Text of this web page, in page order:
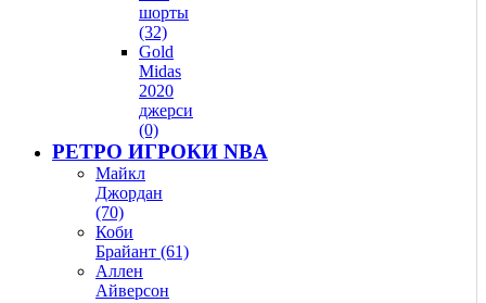
шорты
(32)
Gold
Midas
2020
джерси
(0)
РЕТРО ИГРОКИ NBA
Майкл
Джордан
(70)
Коби
Брайант (61)
Аллен
Айверсон